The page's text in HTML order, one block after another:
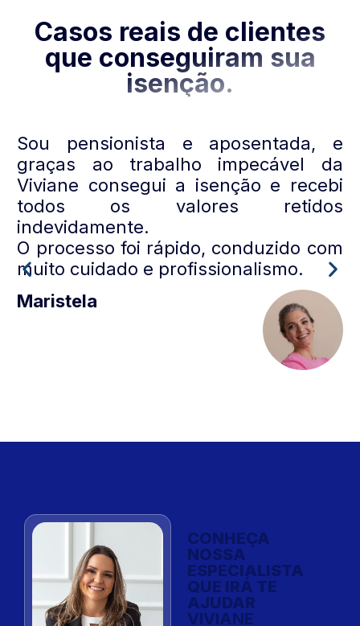
Casos reais de clientes
que conseguiram sua
isenção.
"
Sou pensionista e aposentada, e
graças ao trabalho impecável da
Viviane consegui a isenção e recebi
todos os valores retidos
indevidamente.
O processo foi rápido, conduzido com
muito cuidado e profissionalismo.
Maristela
CONHEÇA
NOSSA
ESPECIALISTA
QUE IRÁ TE
AJUDAR
VIVIANE